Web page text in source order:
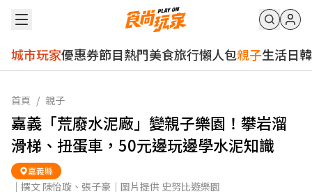
城市玩家優惠券節目熱門美食旅行懶人包親子生活日韓
首頁 / 親子
嘉義「荒廢水泥廠」變親子樂園！攀岩溜
滑梯、扭蛋車，50元邊玩邊學水泥知識
嘉義縣
｜撰文 陳怡璇、張子豪｜圖片提供 史努比遊樂園